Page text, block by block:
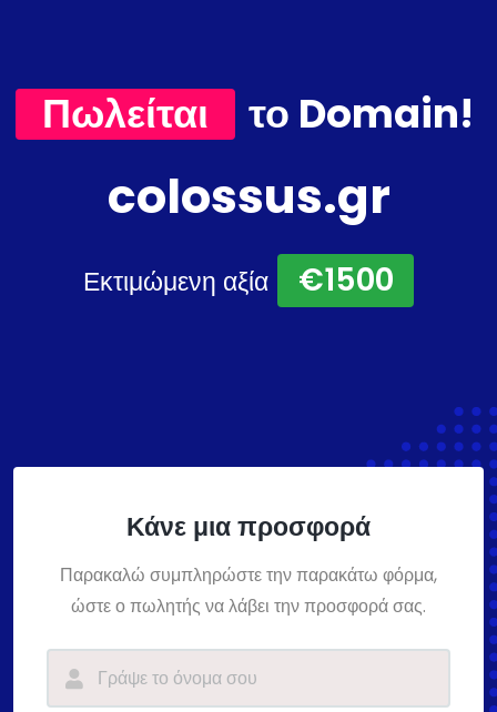
Πωλείται το Domain!
colossus.gr
Εκτιμώμενη αξία €1500
Κάνε μια προσφορά
Παρακαλώ συμπληρώστε την παρακάτω φόρμα,
ώστε ο πωλητής να λάβει την προσφορά σας.